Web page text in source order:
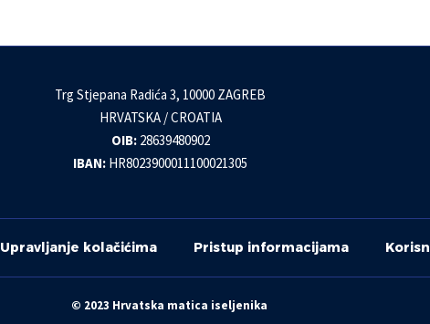
Trg Stjepana Radića 3, 10000 ZAGREB
HRVATSKA / CROATIA
OIB:28639480902
IBAN: HR8023900011100021305
Upravljanje kolačićima Pristup informacijama
© 2023 Hrvatska matica iseljenika